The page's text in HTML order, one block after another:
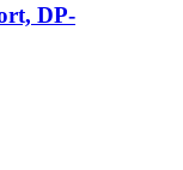
DP-